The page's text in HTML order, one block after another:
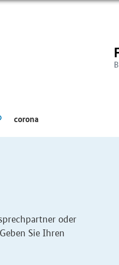
oder
Sie Ihren